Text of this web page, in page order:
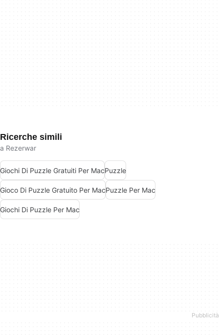
Ricerche simili
a Rezerwar
Giochi Di Puzzle Gratuiti Per MacPuzzle
Gioco Di Puzzle Gratuito Per MacPuzzle Per Mac
Giochi Di Puzzle Per Mac